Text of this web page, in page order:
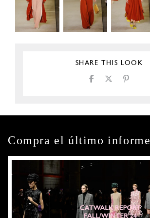
SHARE THIS LOOK
Compra el último informe